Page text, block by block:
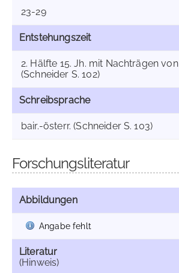
23-29
Entstehungszeit
2. Hälfte 15. Jh. mit Nachträgen von
(Schneider S. 102)
Schreibsprache
bair.-österr. (Schneider S. 103)
Forschungsliteratur
Abbildungen
Angabe fehlt
Literatur
(Hinweis)